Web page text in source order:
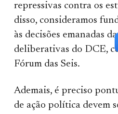
repressivas contra os
disso, consideramos
às decisões emanadas
deliberativas do DCE,
Fórum das Seis.
Ademais, é preciso
de ação política devem